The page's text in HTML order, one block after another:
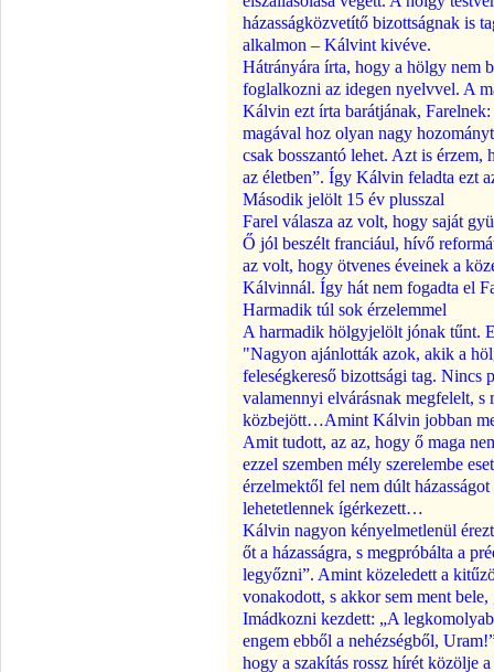
házasságközvetítő bizottságnak is
alkalmon – Kálvint kivéve.
Hátrányára írta, hogy a hölgy nem
foglalkozni az idegen nyelvvel. A
Kálvin ezt írta barátjának,
magával hoz olyan nagy
csak bosszantó lehet. Azt is érzem,
az életben”. Így Kálvin feladta ezt
Második jelölt 15 év plusszal
Farel válasza az volt, hogy saját
Ő jól beszélt franciául, hívő
az volt, hogy ötvenes éveinek a
Kálvinnál. Így hát nem fogadta el
Harmadik túl sok érzelemmel
A harmadik hölgyjelölt jónak tűnt.
"Nagyon ajánlották azok, akik a
feleségkereső bizottsági tag. Nincs
valamennyi elvárásnak megfelelt,
közbejött…Amint Kálvin jobban
Amit tudott, az az, hogy ő maga
ezzel szemben mély szerelembe
érzelmektől fel nem dúlt
lehetetlennek ígérkezett…
Kálvin nagyon kényelmetlenül
őt a házasságra, s megpróbálta a
legyőzni”. Amint közeledett a
vonakodott, s akkor sem ment
Imádkozni kezdett: „A
engem ebből a nehézségből,
hogy a szakítás rossz hírét közölje